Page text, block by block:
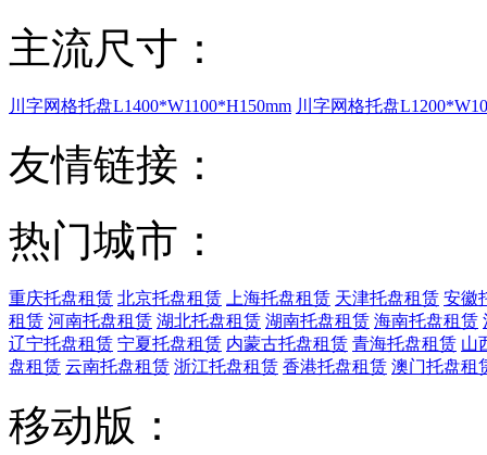
主流尺寸：
川字网格托盘L1400*W1100*H150mm 川字网格托盘
友情链接：
热门城市：
重庆托盘租赁 北京托盘租赁 上海托盘租赁 天津托盘租赁 安徽
租赁 河南托盘租赁 湖北托盘租赁 湖南托盘租赁 海南托盘租赁
辽宁托盘租赁 宁夏托盘租赁 内蒙古托盘租赁 青海托盘租赁 山
盘租赁 云南托盘租赁 浙江托盘租赁 香港托盘租赁 澳门托盘租
移动版：